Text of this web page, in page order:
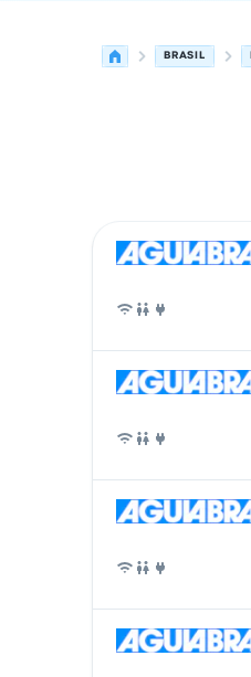
BRASIL
Autobús
Autobús
Autobús